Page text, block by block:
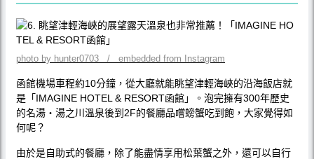
photo by hunter0703 / embedded from Instagram
函館機場車程約10分鐘，從大廳就能眺望津輕海峽的沿海飯店就
是「IMAGINE HOTEL & RESORT函館」。泡完擁有300年歷史
的名湯‧湯之川溫泉後到2F的餐廳品嚐螃蟹吃到飽，大家覺得如
何呢？
由於是自助式的餐廳，除了能盡情享用松葉蟹之外，還可以自行